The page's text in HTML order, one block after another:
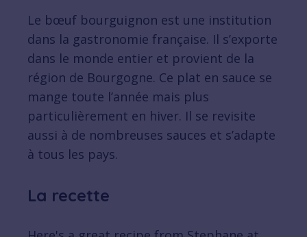
Le bœuf bourguignon est une institution
dans la gastronomie française. Il s’exporte
dans le monde entier et provient de la
région de Bourgogne. Ce plat en sauce se
mange toute l’année mais plus
particulièrement en hiver. Il se revisite
aussi à de nombreuses sauces et s’adapte
à tous les pays.
La recette